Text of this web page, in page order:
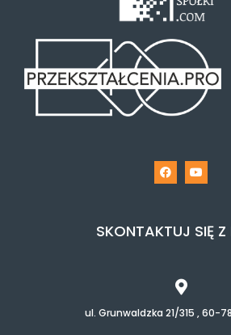
SKONTAKTUJ SIĘ Z
ul. Grunwaldzka 21/315 , 60-